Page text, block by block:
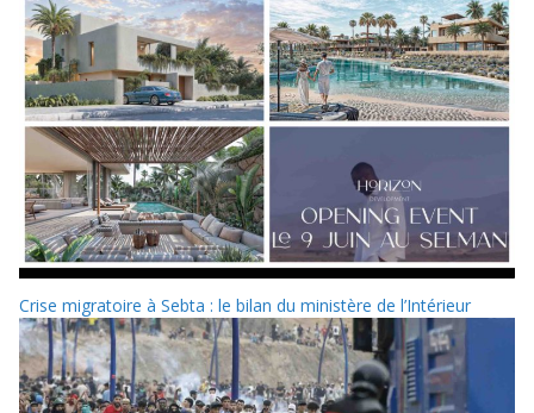
Crise migratoire à Sebta : le bilan du ministère de l’Intérieur